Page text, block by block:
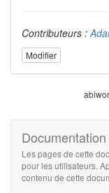
Contributeurs :
Modifier
Les pages de cette
pour les utilisateurs.
contenu de cette